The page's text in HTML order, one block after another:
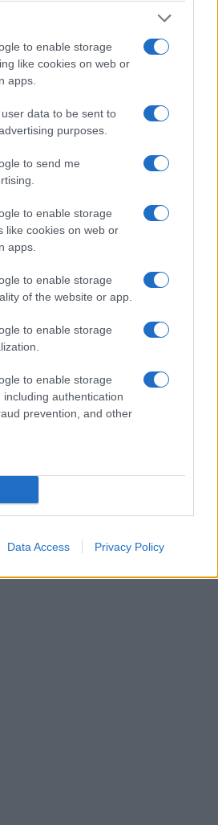
to enable storage
like cookies on web or
apps.
data to be sent to
purposes.
to send me
to enable storage
like cookies on web or
apps.
to enable storage
of the website or app.
to enable storage
to enable storage
including authentication
prevention, and other
Data Access Privacy Policy
στο
όλες τις ειδήσεις!